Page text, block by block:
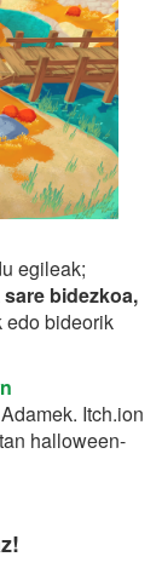
egileak;
sare bidezkoa,
edo bideorik
Itch.ion
halloween-